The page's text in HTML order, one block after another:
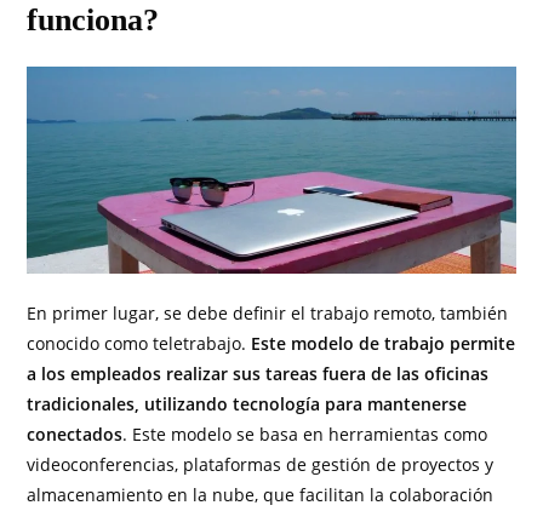
funciona?
En primer lugar, se debe definir el trabajo remoto, también
conocido como teletrabajo. Este modelo de trabajo permite
a los empleados realizar sus tareas fuera de las oficinas
tradicionales, utilizando tecnología para mantenerse
conectados. Este modelo se basa en herramientas como
videoconferencias, plataformas de gestión de proyectos y
almacenamiento en la nube, que facilitan la colaboración